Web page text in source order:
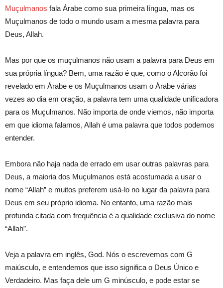
Muçulmanos fala Árabe como sua primeira língua, mas os
Muçulmanos de todo o mundo usam a mesma palavra para
Deus, Allah.
Mas por que os muçulmanos não usam a palavra para Deus em
sua própria língua? Bem, uma razão é que, como o Alcorão foi
revelado em Árabe e os Muçulmanos usam o Árabe várias
vezes ao dia em oração, a palavra tem uma qualidade unificadora
para os Muçulmanos. Não importa de onde viemos, não importa
em que idioma falamos, Allah é uma palavra que todos podemos
entender.
Embora não haja nada de errado em usar outras palavras para
Deus, a maioria dos Muçulmanos está acostumada a usar o
nome “Allah” e muitos preferem usá-lo no lugar da palavra para
Deus em seu próprio idioma. No entanto, uma razão mais
profunda citada com frequência é a qualidade exclusiva do nome
“Allah”.
Veja a palavra em inglês, God. Nós o escrevemos com G
maiúsculo, e entendemos que isso significa o Deus Único e
Verdadeiro. Mas faça dele um G minúsculo, e pode estar se